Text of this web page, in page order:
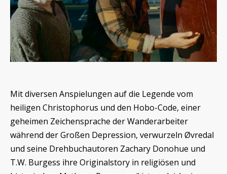
Mit diversen Anspielungen auf die Legende vom
heiligen Christophorus und den Hobo-Code, einer
geheimen Zeichensprache der Wanderarbeiter
während der Großen Depression, verwurzeln Øvredal
und seine Drehbuchautoren Zachary Donohue und
T.W. Burgess ihre Originalstory in religiösen und